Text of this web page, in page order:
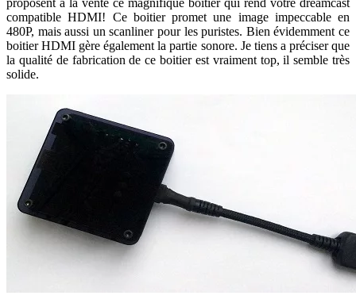
compatible HDMI! Ce boitier promet une image impeccable en
480P, mais aussi un scanliner pour les puristes. Bien évidemment ce
boitier HDMI gère également la partie sonore. Je tiens a préciser que
la qualité de fabrication de ce boitier est vraiment top, il semble très
solide.